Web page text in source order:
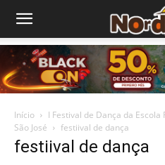
Início
I Festival de Dança da
São José
festiival de dança
festiival de dança